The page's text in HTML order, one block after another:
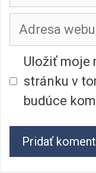
Adresa
webu
Uložiť moje
stránku v
budúce